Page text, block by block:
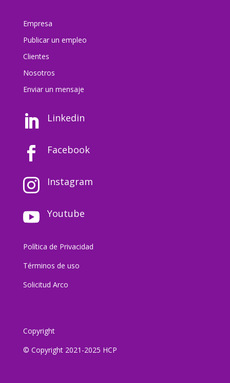
Empresa
Publicar un empleo
Clientes
Nosotros
Enviar un mensaje
 Linkedin
 Facebook
 Instagram
 Youtube
Política de Privacidad
Términos de uso
Solicitud Arco
Copyright
© Copyright 2021-2025 HCP